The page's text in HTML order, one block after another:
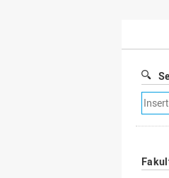
filter